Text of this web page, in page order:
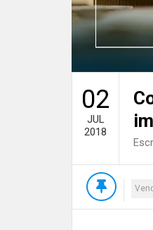
02
JUL
2018